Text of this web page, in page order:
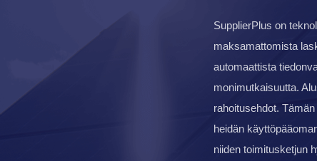
SupplierPlus on
maksamattomista
automaattista
monimutkaisuutta.
rahoitusehdot.
heidän
niiden toimitusketjun